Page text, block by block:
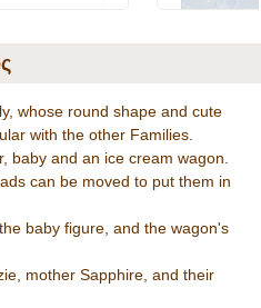
whose round shape and cute
with the other Families.
baby and an ice cream wagon.
can be moved to put them in
baby figure, and the wagon's
mother Sapphire, and their